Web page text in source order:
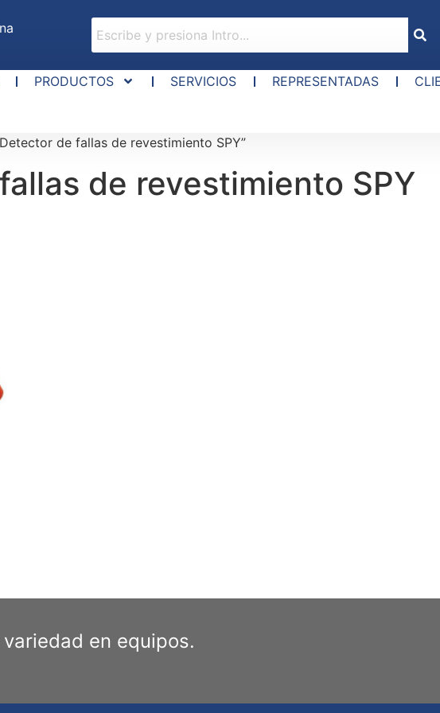
PRODUCTOS SERVICIOS REPRESENTADAS
de fallas de revestimiento SPY”
de revestimiento SPY
en equipos.